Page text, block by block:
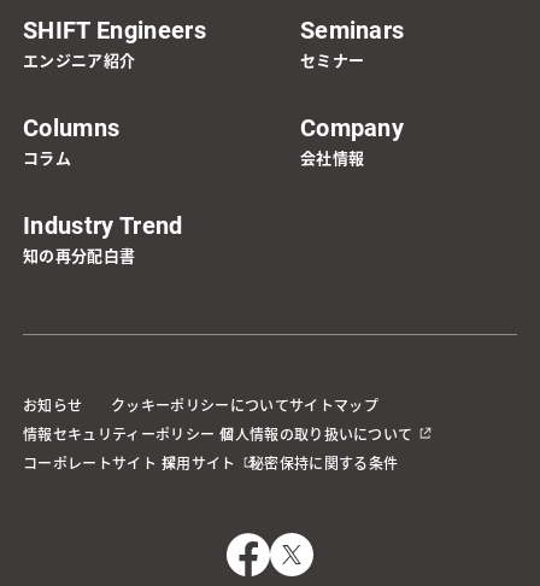
SHIFT Engineers
エンジニア紹介
Seminars
セミナー
Columns
コラム
Company
会社情報
Industry Trend
知の再分配白書
お知らせ クッキーポリシーについてサイトマップ
情報セキュリティーポリシー 個人情報の取り扱いについて
コーポレートサイト 採用サイト 秘密保持に関する条件